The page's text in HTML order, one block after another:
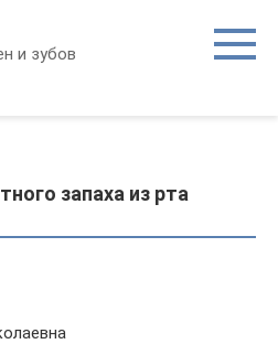
и зубов
запаха из рта